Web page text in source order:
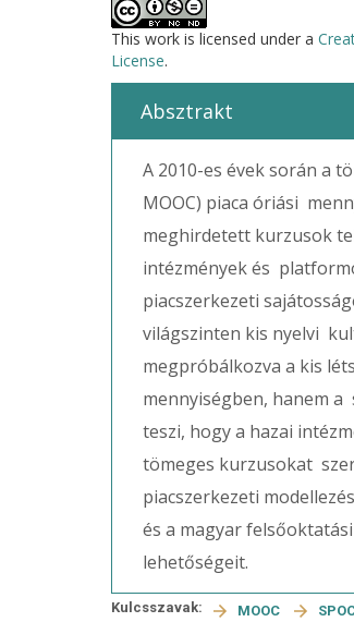
This work is licensed under a
License.
Absztrakt
A 2010-es évek során a
MOOC) piaca óriási
meghirdetett kurzusok
intézmények és
piacszerkezeti
világszinten kis nyelvi
megpróbálkozva a kis
mennyiségben, hanem
teszi, hogy a hazai
tömeges kurzusokat
piacszerkezeti
és a magyar
lehetőségeit.
Kulcsszavak: MOOC